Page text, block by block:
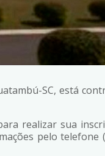
SC, está
realizar sua
pelo telefone